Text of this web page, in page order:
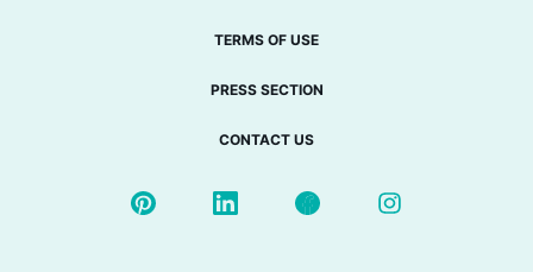
Директор по исследованиям: Дэвид Фолкнер
Школа общественного здравоохранения
TERMS OF USE
PRESS SECTION
CONTACT US